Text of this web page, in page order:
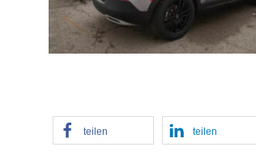
teilen teilen